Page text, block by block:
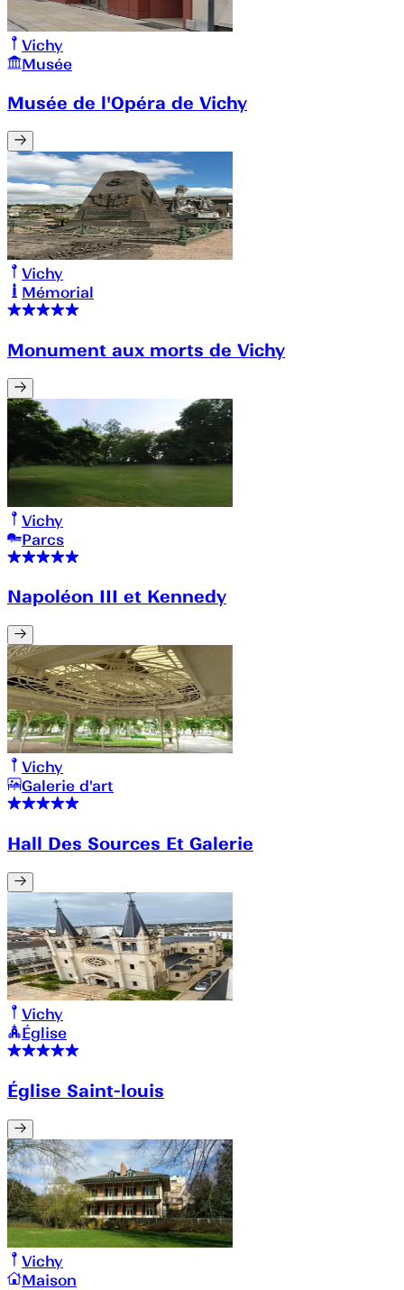
Vichy
Musée
Musée de l'Opéra de Vichy
Vichy
Mémorial
Monument aux morts de Vichy
Vichy
Parcs
Napoléon III et Kennedy
Vichy
Galerie d'art
Hall Des Sources Et Galerie
Vichy
Église
Église Saint-louis
Vichy
Maison